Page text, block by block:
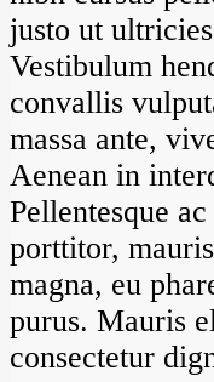
justo ut
Vestibulum
convallis
massa ante,
Aenean in
Pellentesque
porttitor,
magna, eu
purus. Mauris
consectetur